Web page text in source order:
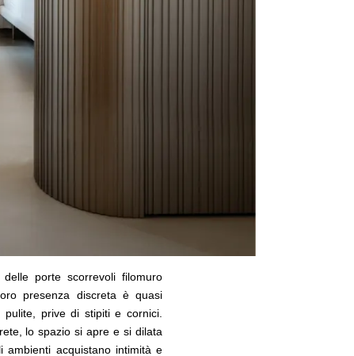
porte scorrevoli filomuro
presenza discreta è quasi
prive di stipiti e cornici.
lo spazio si apre e si dilata
ambienti acquistano intimità e